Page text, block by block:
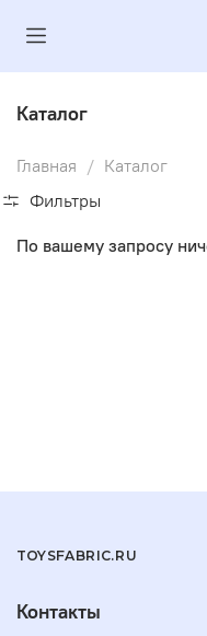
Каталог
Главная
Каталог
Фильтры
По вашему запросу
TOYSFABRIC.RU
Контакты